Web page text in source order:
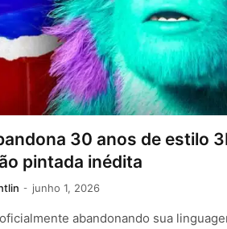
30 anos de estilo
pintada inédita
junho 1, 2026
abandonando sua